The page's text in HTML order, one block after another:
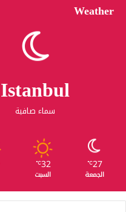
Weather
Istanbul
سماء صافية
27
℃
الجمعة
32
℃
السبت